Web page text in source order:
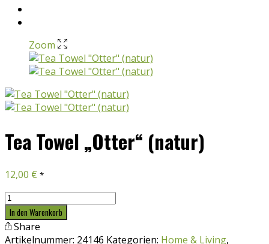
Zoom
Tea Towel „Otter“ (natur)
12,00 € *
Tea
Towel
"Otter"
(natur)
In den Warenkorb
Share
Artikelnummer: 24146 Kategorien: Home & Living,